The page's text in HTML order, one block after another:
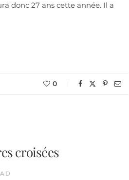
donc 27 ans cette année. Il a
0
croisées